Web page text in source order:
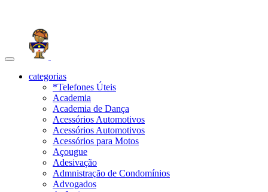
Toggle
navigationcategorias
*Telefones Úteis
Academia
Academia de Dança
Acessórios Automotivos
Acessórios Automotivos
Acessórios para Motos
Açougue
Adesivação
Admnistração de Condomínios
Advogados